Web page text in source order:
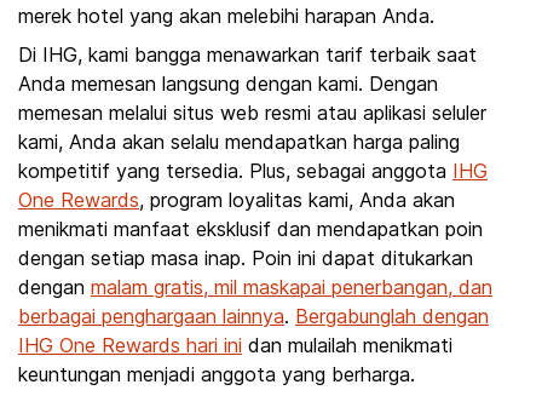
merek hotel yang akan melebihi harapan Anda.
Di IHG, kami bangga menawarkan tarif terbaik saat
Anda memesan langsung dengan kami. Dengan
memesan melalui situs web resmi atau aplikasi seluler
kami, Anda akan selalu mendapatkan harga paling
kompetitif yang tersedia. Plus, sebagai anggota IHG
One Rewards, program loyalitas kami, Anda akan
menikmati manfaat eksklusif dan mendapatkan poin
dengan setiap masa inap. Poin ini dapat ditukarkan
dengan malam gratis, mil maskapai penerbangan, dan
berbagai penghargaan lainnya. Bergabunglah dengan
IHG One Rewards hari ini dan mulailah menikmati
keuntungan menjadi anggota yang berharga.